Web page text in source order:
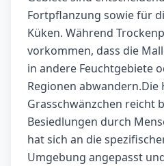
Fortpflanzung sowie für
Küken. Während
vorkommen, dass die
in andere Feuchtgebiete
Regionen
Grasschwänzchen reicht
Besiedlungen durch
hat sich an die
Umgebung angepasst